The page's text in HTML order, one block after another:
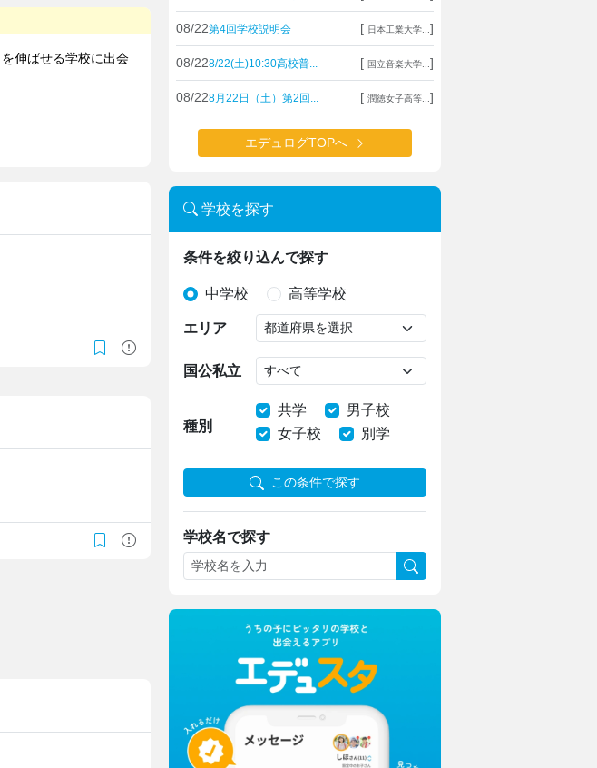
08/22第4回学校説明会 [ 日本工業大学... ]
08/228/22(土)10:30高校普... [ 国立音楽大学... ]
08/228月22日（土）第2回... [ 潤徳女子高等... ]
エデュログTOPへ
学校を探す
条件を絞り込んで探す
中学校 高等学校
エリア
国公私立
種別
共学
男子校
女子校
別学
この条件で探す
学校名で探す